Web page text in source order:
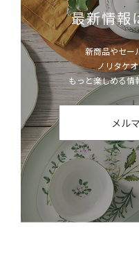
最新情報
新商品やセー
ノリタケ
もっと楽しめる情
メル